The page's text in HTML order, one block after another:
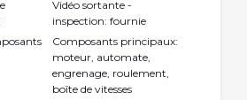
Vidéo sortante -
inspection: fournie
Composants principaux:
moteur, automate,
engrenage, roulement,
boîte de vitesses